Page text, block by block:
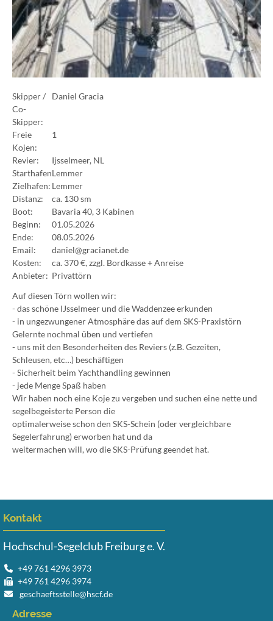
Skipper /
Co-
Skipper:
Daniel Gracia
Freie
Kojen:
1
Revier:
Ijsselmeer, NL
StarthafenLemmer
Zielhafen: Lemmer
Distanz:
ca. 130 sm
Boot:
Bavaria 40, 3 Kabinen
Beginn:
01.05.2026
Ende:
08.05.2026
Email:
daniel@gracianet.de
Kosten:
ca. 370 €, zzgl. Bordkasse + Anreise
Anbieter: Privattörn
Auf diesen Törn wollen wir:
- das schöne IJsselmeer und die Waddenzee erkunden
- in ungezwungener Atmosphäre das auf dem SKS-Praxistörn
Gelernte nochmal üben und vertiefen
- uns mit den Besonderheiten des Reviers (z.B. Gezeiten,
Schleusen, etc…) beschäftigen
- Sicherheit beim Yachthandling gewinnen
- jede Menge Spaß haben
Wir haben noch eine Koje zu vergeben und suchen eine nette und
segelbegeisterte Person die
optimalerweise schon den SKS-Schein (oder vergleichbare
Segelerfahrung) erworben hat und da
weitermachen will, wo die SKS-Prüfung geendet hat.
Kontakt
Hochschul-Segelclub Freiburg e. V.
+49 761 4296 3973
+49 761 4296 3974
geschaeftsstelle@hscf.de
Adresse